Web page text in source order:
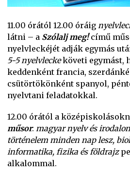
11.00 órától 12.00 óráig
látni – a Szólalj meg!című
nyelvleckéjét adják egymás
5-5 nyelvleckeköveti egymást,
keddenként francia,
csütörtökönként spanyol,
nyelvtani feladatokkal.
12.00 órától a
műsor: magyar nyelv és
történelem minden nap lesz,
informatika, fizika és földrajz
alkalommal.